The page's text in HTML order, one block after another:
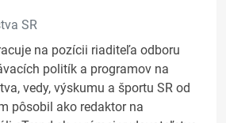
SR
na pozícii riaditeľa odboru
politík a programov na
vedy, výskumu a športu SR od
pôsobil ako redaktor na